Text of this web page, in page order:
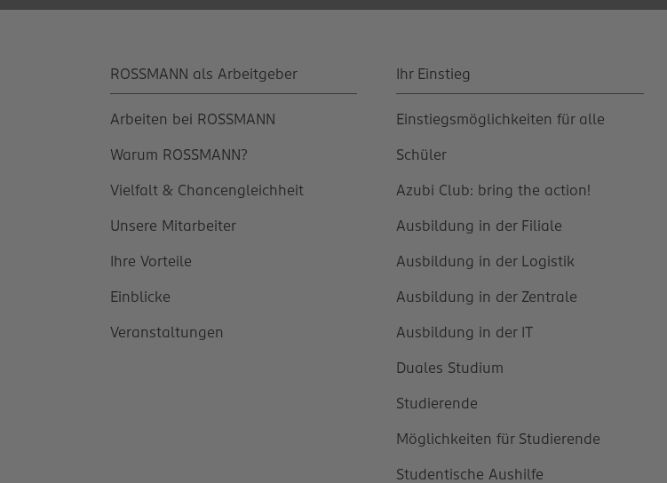
ROSSMANN als Arbeitgeber
Arbeiten bei ROSSMANN
Warum ROSSMANN?
Vielfalt & Chancengleichheit
Unsere Mitarbeiter
Ihre Vorteile
Einblicke
Veranstaltungen
Ihr Einstieg
Einstiegsmöglichkeiten für alle
Schüler
Azubi Club: bring the action!
Ausbildung in der Filiale
Ausbildung in der Logistik
Ausbildung in der Zentrale
Ausbildung in der IT
Duales Studium
Studierende
Möglichkeiten für Studierende
Studentische Aushilfe